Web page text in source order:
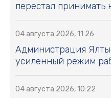
перестал принимать
04 августа 2026, 11:26
Администрация
усиленный режим
04 августа 2026, 10:22